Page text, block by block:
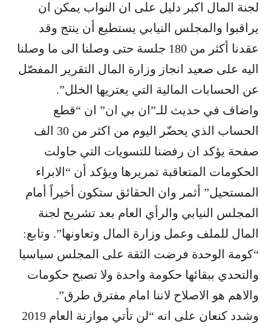
لجنة المال اكبر دليل على ان النواب يمكن ان
يراقبوا والمجلس النيابي يستطيع أن ينتج وقد
عقدنا أكثر من 180 جلسة حتى وصلنا الى ما وصلنا
اليه على صعيد انجاز وزارة المال التقرير المفصّل
عن الحسابات المالية التي يعتريها الخلل”.
واضاف في حديث للـ”ان بي ان” ان “قطع
الحساب الذي يحضّر اليوم من اكثر من 30 الف
صفحة يؤكد ان رفضنا للتسويات التي حاولت
الحكومات المتعاقبة تمريرها ويؤكد أن “الابراء
المستحيل” أثمر وان الحقائق ستكون أخيراً أمام
المجلس النيابي والرأي العام بعد تشريح لجنة
المال للملف وعمل وزارة المال وتعاونها”. وتابع:
“كومة الوحدة فرضت الثقة على المجلس سياسيا
والتحدي ببقائها حكومة واحدة ولا تصبح حكومات
والاهم هو الاصلاح لاننا امام مفترق طرق”.
وشدد كنعان على انه “لن تأتي موازنة العام 2019